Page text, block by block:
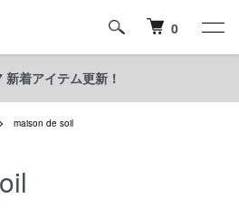
0
着アイテム更新！
maison de soil